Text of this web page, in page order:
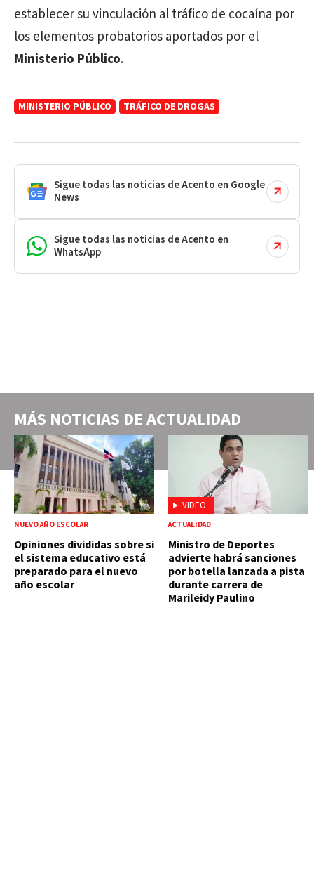
establecer su vinculación al tráfico de cocaína por
los elementos probatorios aportados por el
Ministerio Público.
MINISTERIO PÚBLICO TRÁFICO DE DROGAS
Sigue todas las noticias de Acento en Google
News
Sigue todas las noticias de Acento en
WhatsApp
MÁS NOTICIAS DEACTUALIDAD
NUEVO AÑO ESCOLAR
Opiniones divididas sobre si
el sistema educativo está
preparado para el nuevo
año escolar
VIDEO
ACTUALIDAD
Ministro de Deportes
advierte habrá sanciones
por botella lanzada a pista
durante carrera de
Marileidy Paulino